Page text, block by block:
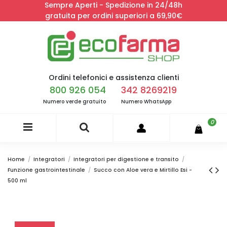
Sempre Aperti - Spedizione in 24/48h
gratuita per ordini superiori a 69,90€
Ordini telefonici e assistenza clienti
800 926 054
Numero verde gratuito
342 8269219
Numero WhatsApp
0
Home Integratori
Integratori per digestione e transito
Funzione gastrointestinale
Succo con Aloe vera e Mirtillo Esi -
500 ml